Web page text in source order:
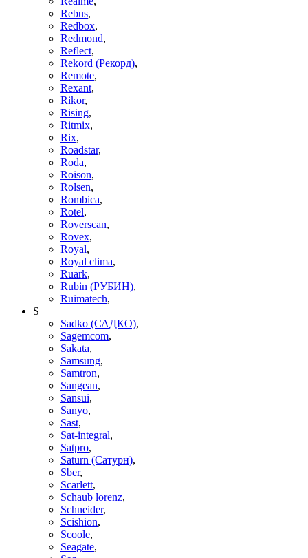
Rebus,
Redbox,
Redmond,
Reflect,
Rekord (Рекорд),
Remote,
Rexant,
Rikor,
Rising,
Ritmix,
Rix,
Roadstar,
Roda,
Roison,
Rolsen,
Rombica,
Rotel,
Roverscan,
Rovex,
Royal,
Royal clima,
Ruark,
Rubin (РУБИН),
Ruimatech,
S
Sadko (САДКО),
Sagemcom,
Sakata,
Samsung,
Samtron,
Sangean,
Sansui,
Sanyo,
Sast,
Sat-integral,
Satpro,
Saturn (Сатурн),
Sber,
Scarlett,
Schaub lorenz,
Schneider,
Scishion,
Scoole,
Seagate,